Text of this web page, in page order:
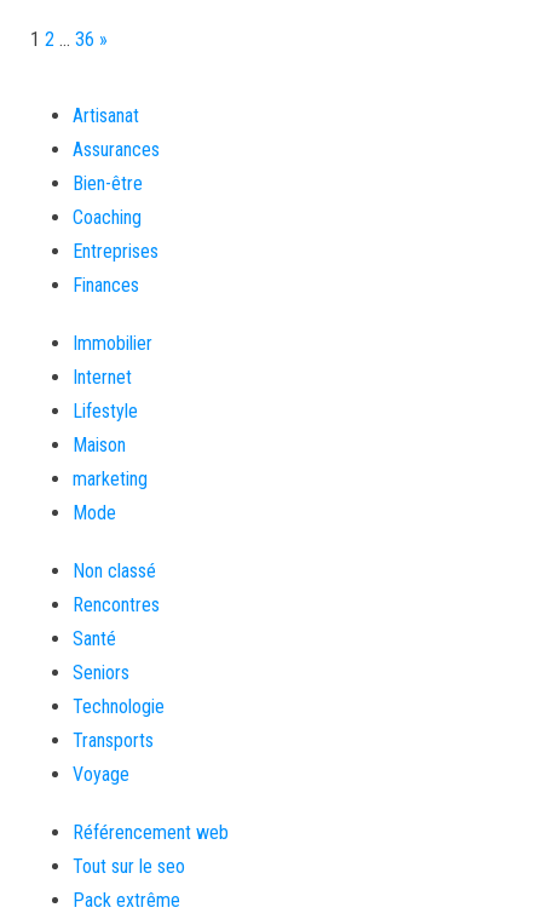
Page:
1 2 … 36 Next
»
Artisanat
Assurances
Bien-être
Coaching
Entreprises
Finances
Immobilier
Internet
Lifestyle
Maison
marketing
Mode
Non classé
Rencontres
Santé
Seniors
Technologie
Transports
Voyage
Référencement web
Tout sur le seo
Pack extrême